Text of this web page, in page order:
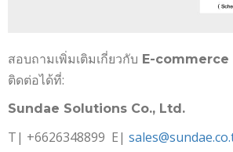
สอบถามเพิ่มเติมเกี่ยวกับ E-
ติดต่อได้ที่:
Sundae Solutions Co., Ltd.
T| +6626348899 E|